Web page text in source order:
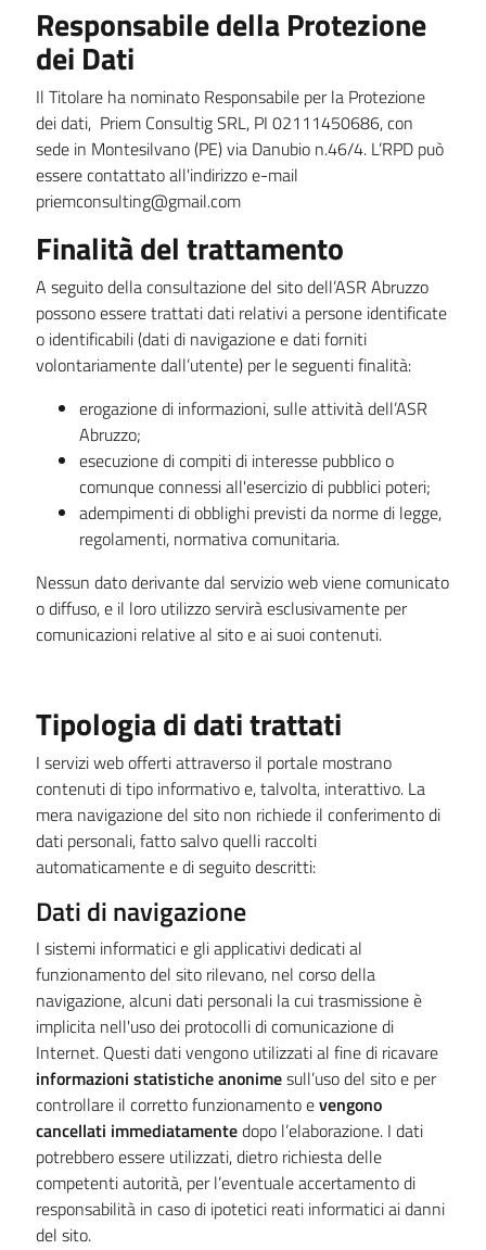
Responsabile della Protezione
dei Dati
Il Titolare ha nominato Responsabile per la Protezione
dei dati, Priem Consultig SRL, PI 02111450686, con
sede in Montesilvano (PE) via Danubio n.46/4. L’RPD può
essere contattato all'indirizzo e-mail
priemconsulting@gmail.com
Finalità del trattamento
A seguito della consultazione del sito dell’ASR Abruzzo
possono essere trattati dati relativi a persone identificate
o identificabili (dati di navigazione e dati forniti
volontariamente dall’utente) per le seguenti finalità:
erogazione di informazioni, sulle attività dell’ASR
Abruzzo;
esecuzione di compiti di interesse pubblico o
comunque connessi all'esercizio di pubblici poteri;
adempimenti di obblighi previsti da norme di legge,
regolamenti, normativa comunitaria.
Nessun dato derivante dal servizio web viene comunicato
o diffuso, e il loro utilizzo servirà esclusivamente per
comunicazioni relative al sito e ai suoi contenuti.
Tipologia di dati trattati
I servizi web offerti attraverso il portale mostrano
contenuti di tipo informativo e, talvolta, interattivo. La
mera navigazione del sito non richiede il conferimento di
dati personali, fatto salvo quelli raccolti
automaticamente e di seguito descritti:
Dati di navigazione
I sistemi informatici e gli applicativi dedicati al
funzionamento del sito rilevano, nel corso della
navigazione, alcuni dati personali la cui trasmissione è
implicita nell'uso dei protocolli di comunicazione di
Internet. Questi dati vengono utilizzati al fine di ricavare
informazioni statistiche anonimesull’uso del sito e per
controllare il corretto funzionamento evengono
cancellati immediatamentedopo l’elaborazione. I dati
potrebbero essere utilizzati, dietro richiesta delle
competenti autorità, per l’eventuale accertamento di
responsabilità in caso di ipotetici reati informatici ai danni
del sito.